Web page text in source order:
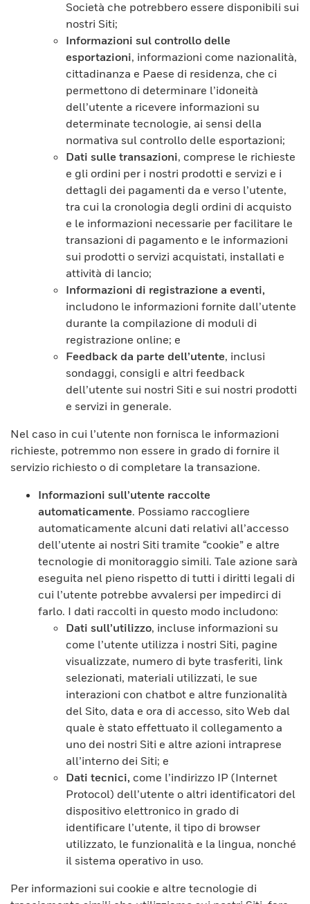
Società che potrebbero essere disponibili sui
nostri Siti;
Informazioni sul controllo delle
esportazioni, informazioni come nazionalità,
cittadinanza e Paese di residenza, che ci
permettono di determinare l’idoneità
dell’utente a ricevere informazioni su
determinate tecnologie, ai sensi della
normativa sul controllo delle esportazioni;
Dati sulle transazioni, comprese le richieste
e gli ordini per i nostri prodotti e servizi e i
dettagli dei pagamenti da e verso l’utente,
tra cui la cronologia degli ordini di acquisto
e le informazioni necessarie per facilitare le
transazioni di pagamento e le informazioni
sui prodotti o servizi acquistati, installati e
attività di lancio;
Informazioni di registrazione a eventi,
includono le informazioni fornite dall’utente
durante la compilazione di moduli di
registrazione online; e
Feedback da parte dell’utente, inclusi
sondaggi, consigli e altri feedback
dell’utente sui nostri Siti e sui nostri prodotti
e servizi in generale.
Nel caso in cui l’utente non fornisca le informazioni
richieste, potremmo non essere in grado di fornire il
servizio richiesto o di completare la transazione.
Informazioni sull’utente raccolte
automaticamente. Possiamo raccogliere
automaticamente alcuni dati relativi all’accesso
dell’utente ai nostri Siti tramite “cookie” e altre
tecnologie di monitoraggio simili. Tale azione sarà
eseguita nel pieno rispetto di tutti i diritti legali di
cui l’utente potrebbe avvalersi per impedirci di
farlo. I dati raccolti in questo modo includono:
Dati sull’utilizzo, incluse informazioni su
come l’utente utilizza i nostri Siti, pagine
visualizzate, numero di byte trasferiti, link
selezionati, materiali utilizzati, le sue
interazioni con chatbot e altre funzionalità
del Sito, data e ora di accesso, sito Web dal
quale è stato effettuato il collegamento a
uno dei nostri Siti e altre azioni intraprese
all’interno dei Siti; e
Dati tecnici, come l’indirizzo IP (Internet
Protocol) dell’utente o altri identificatori del
dispositivo elettronico in grado di
identificare l’utente, il tipo di browser
utilizzato, le funzionalità e la lingua, nonché
il sistema operativo in uso.
Per informazioni sui cookie e altre tecnologie di